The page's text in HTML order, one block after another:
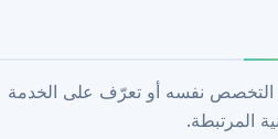
التخصص نفسه أو تعرّف على الخدمة
المرتبطة.